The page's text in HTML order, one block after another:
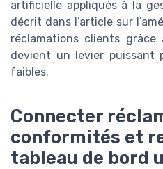
artificielle appliqués à la
décrit dans l’article sur
réclamations clients grâce
devient un levier puissant
faibles.
Connecter
conformités et
tableau de bord